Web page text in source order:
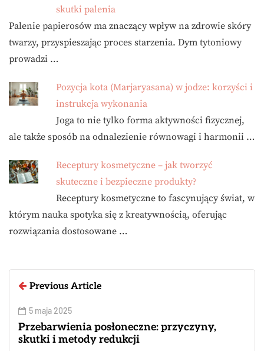
skutki palenia
Palenie papierosów ma znaczący wpływ na zdrowie skóry
twarzy, przyspieszając proces starzenia. Dym tytoniowy
prowadzi …
Pozycja kota (Marjaryasana) w jodze: korzyści i
instrukcja wykonania
Joga to nie tylko forma aktywności fizycznej,
ale także sposób na odnalezienie równowagi i harmonii …
Receptury kosmetyczne – jak tworzyć
skuteczne i bezpieczne produkty?
Receptury kosmetyczne to fascynujący świat, w
którym nauka spotyka się z kreatywnością, oferując
rozwiązania dostosowane …
Previous Article
5 maja 2025
Przebarwienia posłoneczne: przyczyny,
skutki i metody redukcji